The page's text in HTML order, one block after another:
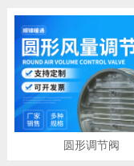
圆形调节阀